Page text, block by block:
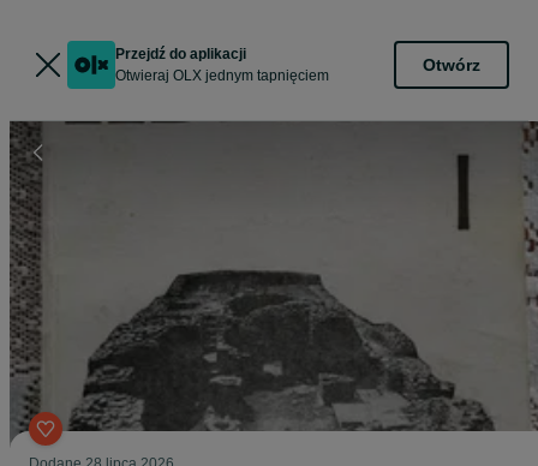
Przejdź do aplikacji
Otwieraj OLX jednym tapnięciem
Otwórz